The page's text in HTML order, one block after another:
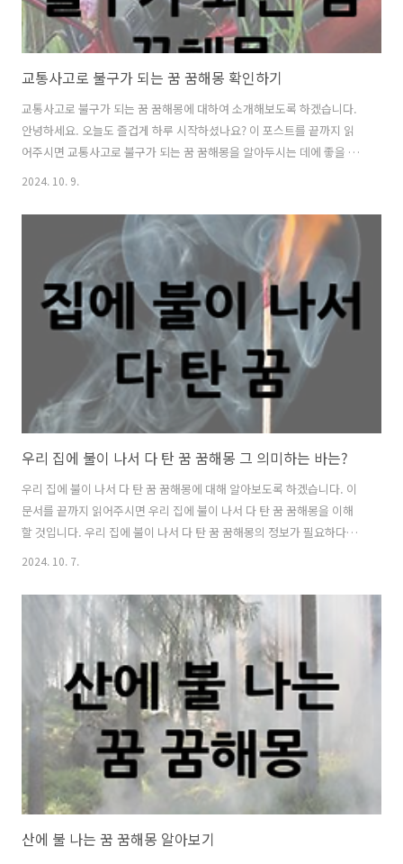
교통사고로 불구가 되는 꿈 꿈해몽 확인하기
교통사고로 불구가 되는 꿈 꿈해몽에 대하여 소개해보도록 하겠습니다.
안녕하세요. 오늘도 즐겁게 하루 시작하셨나요? 이 포스트를 끝까지 읽
어주시면 교통사고로 불구가 되는 꿈 꿈해몽을 알아두시는 데에 좋을 것
입니다. 교통사고로 불구가 되는 꿈 꿈해몽의 정보가 필요하면 모두 읽어
해몽교통사고로 불구가 되는 꿈은 어떤 문제가 일어나게 되어 고생하게
된다는 것을 암시하는 흉몽입니다. 꿈의 내용과 마찬가지로 해몽도 좋지
못한 꿈인데요. 꿈에서 교통사고로 불구가 되는 것은 모든 일이 뜻대로
잘 풀리지 않아 고통 받게 되는 것을 나타냅니다. 다시말해 뜻밖의 사고
를 당해 신상에 해를 입거나 재물이 나가게 되고 일이 잘 풀리지 않게 된
다는 것을 암시합니다...
2024. 10. 9.
우리 집에 불이 나서 다 탄 꿈 꿈해몽 그 의미하는 바는?
우리 집에 불이 나서 다 탄 꿈 꿈해몽에 대해 알아보도록 하겠습니다. 이
문서를 끝까지 읽어주시면 우리 집에 불이 나서 다 탄 꿈 꿈해몽을 이해
할 것입니다. 우리 집에 불이 나서 다 탄 꿈 꿈해몽의 정보가 필요하다면
모두 읽어주세요. 아래에서 공유해드리겠습니다. 우리 집에 불이 나서
물까지 따르게 된다는 것을 의미하는 길몽입니다. 이 꿈은 가족 구성원의
일이 순조롭게 풀려 목표를 달성하거나 그 동안 노력해온 일에서 눈부신
성과가 나타나는 것을 암시합니다. 다시말해 하는 일마다 성공하여 부와
명예를 얻고 진행 하는 일에서 만족할만한 결과를 얻어 물질적, 정신적인
풍요를 누리게 될 꿈이랍니다. 이 꿈을 꾸셨다면 길한 꿈이니, 어떤 일..
2024. 10. 7.
산에 불 나는 꿈 꿈해몽 알아보기